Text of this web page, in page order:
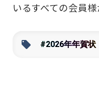
いるすべての会員
#2026年年賀状